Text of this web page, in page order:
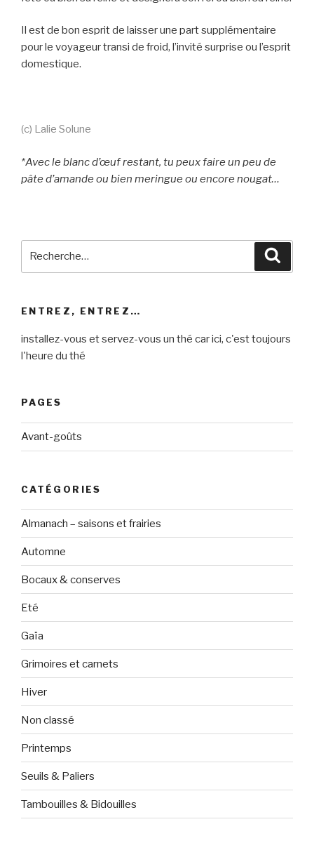
Il est de bon esprit de laisser une part supplémentaire
pour le voyageur transi de froid, l’invité surprise ou l’esprit
domestique.
(c) Lalie Solune
*Avec le blanc d’œuf restant, tu peux faire un peu de
pâte d’amande ou bien meringue ou encore nougat…
ENTREZ, ENTREZ…
installez-vous et servez-vous un thé car ici, c'est toujours
l'heure du thé
PAGES
Avant-goûts
CATÉGORIES
Almanach – saisons et frairies
Automne
Bocaux & conserves
Eté
Gaïa
Grimoires et carnets
Hiver
Non classé
Printemps
Seuils & Paliers
Tambouilles & Bidouilles